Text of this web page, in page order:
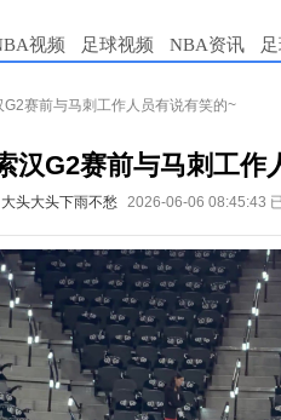
视频 足球视频 NBA资讯
赛前与马刺工作人员有说有笑的~
汉G2赛前与马刺工作
大头大头下雨不愁 2026-06-06 08:45:43